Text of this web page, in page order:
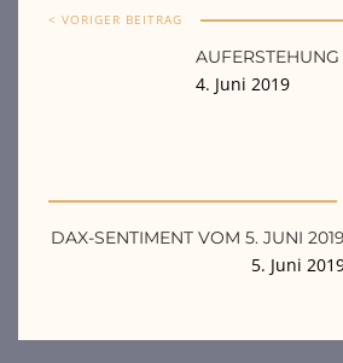
< VORIGER BEITRAG
4. Juni 2019
DAX-SENTIMENT VOM 5. JUNI 2019
5. Juni